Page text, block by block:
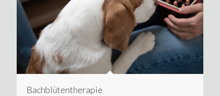
Bachblütentherapie